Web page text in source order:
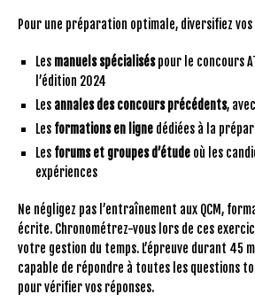
Pour une préparation optimale, diversifiez
Les manuels spécialiséspour le concours
l’édition 2024
Les annales des concours précédents,
Les formations en ligne dédiées à la
Les forums et groupes d’étude où les
expériences
Ne négligez pas l’entraînement aux QCM,
écrite. Chronométrez-vous lors de ces
votre gestion du temps. L’épreuve durant 45
capable de répondre à toutes les questions
pour vérifier vos réponses.